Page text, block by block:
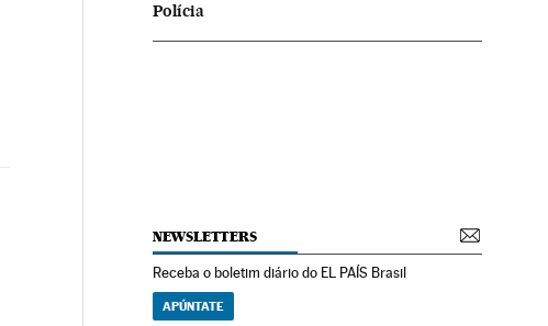
Polícia
NEWSLETTERS
Receba o boletim diário do EL PAÍS Brasil
APÚNTATE